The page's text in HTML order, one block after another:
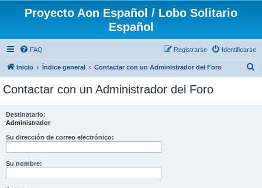
Proyecto Aon Español / Lobo Solitario
Español
FAQ Identificarse
Registrarse
Inicio Índice general Contactar con un Administrador del Foro
Contactar con un Administrador del Foro
Destinatario:
Administrador
Su dirección de correo electrónico:
Su nombre: